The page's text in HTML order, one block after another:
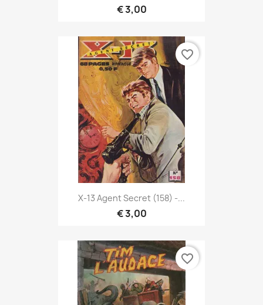
€ 3,00
X-13 Agent Secret (158) -...
€ 3,00
favorite_border
favorite_border